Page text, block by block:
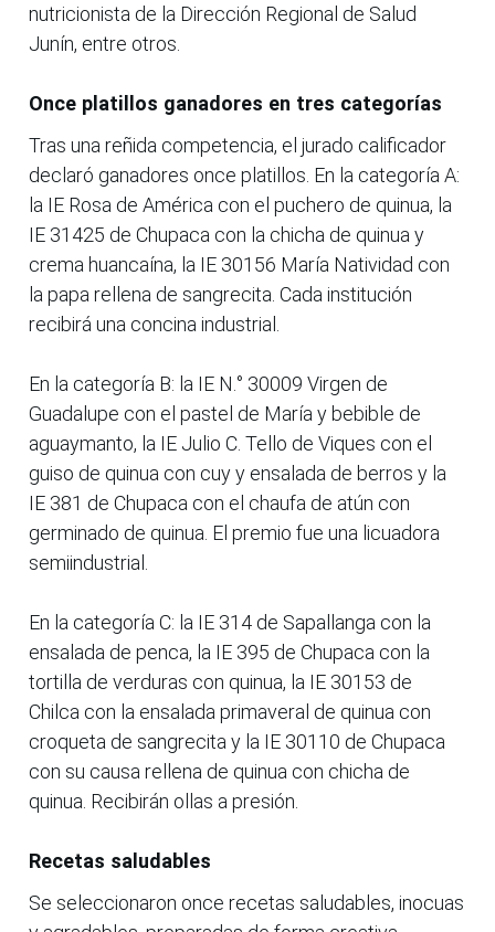
nutricionista de la Dirección Regional de Salud
Junín, entre otros.
Once platillos ganadores en tres categorías
Tras una reñida competencia, el jurado calificador
declaró ganadores once platillos. En la categoría A:
la IE Rosa de América con el puchero de quinua, la
IE 31425 de Chupaca con la chicha de quinua y
crema huancaína, la IE 30156 María Natividad con
la papa rellena de sangrecita. Cada institución
recibirá una concina industrial.
En la categoría B: la IE N.° 30009 Virgen de
Guadalupe con el pastel de María y bebible de
aguaymanto, la IE Julio C. Tello de Viques con el
guiso de quinua con cuy y ensalada de berros y la
IE 381 de Chupaca con el chaufa de atún con
germinado de quinua. El premio fue una licuadora
semiindustrial.
En la categoría C: la IE 314 de Sapallanga con la
ensalada de penca, la IE 395 de Chupaca con la
tortilla de verduras con quinua, la IE 30153 de
Chilca con la ensalada primaveral de quinua con
croqueta de sangrecita y la IE 30110 de Chupaca
con su causa rellena de quinua con chicha de
quinua. Recibirán ollas a presión.
Recetas saludables
Se seleccionaron once recetas saludables, inocuas